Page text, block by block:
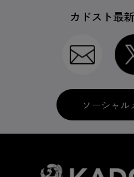
カドスト最
ソーシャ